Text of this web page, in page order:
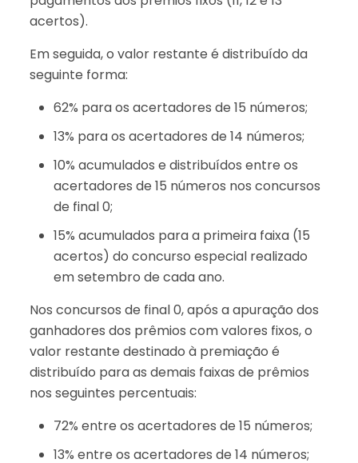
acertos).
Em seguida, o valor restante é distribuído da
seguinte forma:
62% para os acertadores de 15 números;
13% para os acertadores de 14 números;
10% acumulados e distribuídos entre os
acertadores de 15 números nos concursos
de final 0;
15% acumulados para a primeira faixa (15
acertos) do concurso especial realizado
em setembro de cada ano.
Nos concursos de final 0, após a apuração dos
ganhadores dos prêmios com valores fixos, o
valor restante destinado à premiação é
distribuído para as demais faixas de prêmios
nos seguintes percentuais:
72% entre os acertadores de 15 números;
13% entre os acertadores de 14 números;